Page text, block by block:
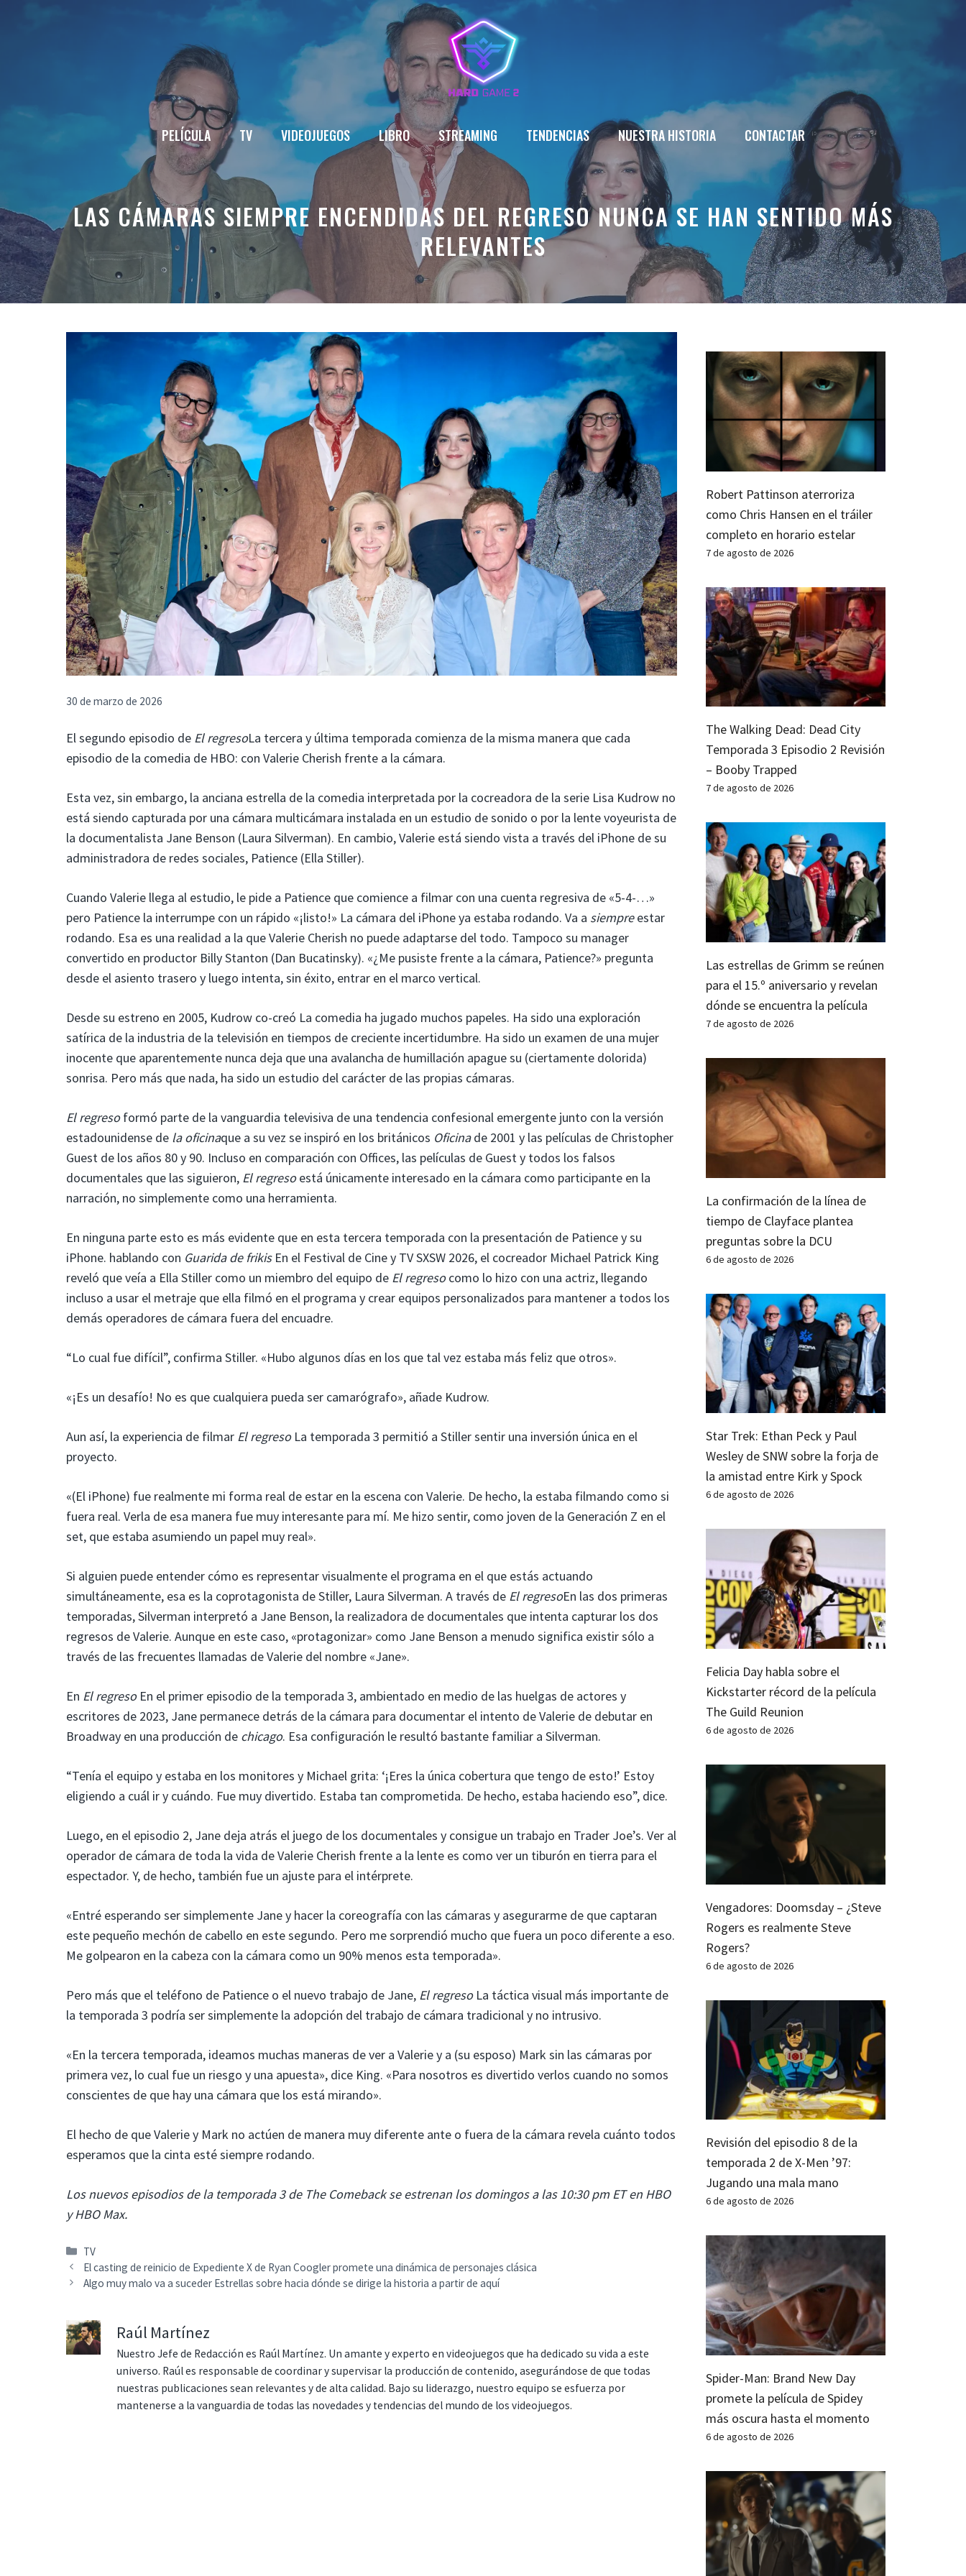
PELÍCULA TV VIDEOJUEGOS LIBRO STREAMING TENDENCIAS NUESTRA HISTORIA CONTACTAR
LAS CÁMARAS SIEMPRE ENCENDIDAS DEL REGRESO NUNCA SE HAN SENTIDO MÁS
RELEVANTES
30 de marzo de 2026
El segundo episodio de El regresoLa tercera y última temporada comienza de la misma manera que cada
episodio de la comedia de HBO: con Valerie Cherish frente a la cámara.
Esta vez, sin embargo, la anciana estrella de la comedia interpretada por la cocreadora de la serie Lisa Kudrow no
está siendo capturada por una cámara multicámara instalada en un estudio de sonido o por la lente voyeurista de
la documentalista Jane Benson (Laura Silverman). En cambio, Valerie está siendo vista a través del iPhone de su
administradora de redes sociales, Patience (Ella Stiller).
Cuando Valerie llega al estudio, le pide a Patience que comience a filmar con una cuenta regresiva de «5-4-…»
pero Patience la interrumpe con un rápido «¡listo!» La cámara del iPhone ya estaba rodando. Va a siempreestar
rodando. Esa es una realidad a la que Valerie Cherish no puede adaptarse del todo. Tampoco su manager
convertido en productor Billy Stanton (Dan Bucatinsky). «¿Me pusiste frente a la cámara, Patience?» pregunta
desde el asiento trasero y luego intenta, sin éxito, entrar en el marco vertical.
Desde su estreno en 2005, Kudrow co-creó La comedia ha jugado muchos papeles. Ha sido una exploración
satírica de la industria de la televisión en tiempos de creciente incertidumbre. Ha sido un examen de una mujer
inocente que aparentemente nunca deja que una avalancha de humillación apague su (ciertamente dolorida)
sonrisa. Pero más que nada, ha sido un estudio del carácter de las propias cámaras.
El regresoformó parte de la vanguardia televisiva de una tendencia confesional emergente junto con la versión
estadounidense de la oficinaque a su vez se inspiró en los británicos Oficinade 2001 y las películas de Christopher
Guest de los años 80 y 90. Incluso en comparación con Offices, las películas de Guest y todos los falsos
documentales que las siguieron, El regresoestá únicamente interesado en la cámara como participante en la
narración, no simplemente como una herramienta.
En ninguna parte esto es más evidente que en esta tercera temporada con la presentación de Patience y su
iPhone. hablando con Guarida de frikisEn el Festival de Cine y TV SXSW 2026, el cocreador Michael Patrick King
reveló que veía a Ella Stiller como un miembro del equipo de El regresocomo lo hizo con una actriz, llegando
incluso a usar el metraje que ella filmó en el programa y crear equipos personalizados para mantener a todos los
demás operadores de cámara fuera del encuadre.
“Lo cual fue difícil”, confirma Stiller. «Hubo algunos días en los que tal vez estaba más feliz que otros».
«¡Es un desafío! No es que cualquiera pueda ser camarógrafo», añade Kudrow.
Aun así, la experiencia de filmar El regreso La temporada 3 permitió a Stiller sentir una inversión única en el
proyecto.
«(El iPhone) fue realmente mi forma real de estar en la escena con Valerie. De hecho, la estaba filmando como si
fuera real. Verla de esa manera fue muy interesante para mí. Me hizo sentir, como joven de la Generación Z en el
set, que estaba asumiendo un papel muy real».
Si alguien puede entender cómo es representar visualmente el programa en el que estás actuando
simultáneamente, esa es la coprotagonista de Stiller, Laura Silverman. A través de El regresoEn las dos primeras
temporadas, Silverman interpretó a Jane Benson, la realizadora de documentales que intenta capturar los dos
regresos de Valerie. Aunque en este caso, «protagonizar» como Jane Benson a menudo significa existir sólo a
través de las frecuentes llamadas de Valerie del nombre «Jane».
En El regreso En el primer episodio de la temporada 3, ambientado en medio de las huelgas de actores y
escritores de 2023, Jane permanece detrás de la cámara para documentar el intento de Valerie de debutar en
Broadway en una producción de chicago. Esa configuración le resultó bastante familiar a Silverman.
“Tenía el equipo y estaba en los monitores y Michael grita: ‘¡Eres la única cobertura que tengo de esto!’ Estoy
eligiendo a cuál ir y cuándo. Fue muy divertido. Estaba tan comprometida. De hecho, estaba haciendo eso”, dice.
Luego, en el episodio 2, Jane deja atrás el juego de los documentales y consigue un trabajo en Trader Joe’s. Ver al
operador de cámara de toda la vida de Valerie Cherish frente a la lente es como ver un tiburón en tierra para el
espectador. Y, de hecho, también fue un ajuste para el intérprete.
«Entré esperando ser simplemente Jane y hacer la coreografía con las cámaras y asegurarme de que captaran
este pequeño mechón de cabello en este segundo. Pero me sorprendió mucho que fuera un poco diferente a eso.
Me golpearon en la cabeza con la cámara como un 90% menos esta temporada».
Pero más que el teléfono de Patience o el nuevo trabajo de Jane, El regresoLa táctica visual más importante de
la temporada 3 podría ser simplemente la adopción del trabajo de cámara tradicional y no intrusivo.
«En la tercera temporada, ideamos muchas maneras de ver a Valerie y a (su esposo) Mark sin las cámaras por
primera vez, lo cual fue un riesgo y una apuesta», dice King. «Para nosotros es divertido verlos cuando no somos
conscientes de que hay una cámara que los está mirando».
El hecho de que Valerie y Mark no actúen de manera muy diferente ante o fuera de la cámara revela cuánto todos
esperamos que la cinta esté siempre rodando.
Los nuevos episodios de la temporada 3 de The Comeback se estrenan los domingos a las 10:30 pm ET en HBO
y HBO Max.
Categorías
TV
El casting de reinicio de Expediente X de Ryan Coogler promete una dinámica de personajes clásica
Algo muy malo va a suceder Estrellas sobre hacia dónde se dirige la historia a partir de aquí
Raúl Martínez
Nuestro Jefe de Redacción es Raúl Martínez. Un amante y experto en videojuegos que ha dedicado su vida a este
universo. Raúl es responsable de coordinar y supervisar la producción de contenido, asegurándose de que todas
nuestras publicaciones sean relevantes y de alta calidad. Bajo su liderazgo, nuestro equipo se esfuerza por
mantenerse a la vanguardia de todas las novedades y tendencias del mundo de los videojuegos.
Robert Pattinson aterroriza
como Chris Hansen en el tráiler
completo en horario estelar
7 de agosto de 2026
The Walking Dead: Dead City
Temporada 3 Episodio 2 Revisión
– Booby Trapped
7 de agosto de 2026
Las estrellas de Grimm se reúnen
para el 15.º aniversario y revelan
dónde se encuentra la película
7 de agosto de 2026
La confirmación de la línea de
tiempo de Clayface plantea
preguntas sobre la DCU
6 de agosto de 2026
Star Trek: Ethan Peck y Paul
Wesley de SNW sobre la forja de
la amistad entre Kirk y Spock
6 de agosto de 2026
Felicia Day habla sobre el
Kickstarter récord de la película
The Guild Reunion
6 de agosto de 2026
Vengadores: Doomsday – ¿Steve
Rogers es realmente Steve
Rogers?
6 de agosto de 2026
Revisión del episodio 8 de la
temporada 2 de X-Men ’97:
Jugando una mala mano
6 de agosto de 2026
Spider-Man: Brand New Day
promete la película de Spidey
más oscura hasta el momento
6 de agosto de 2026